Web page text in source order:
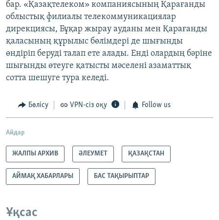
бар. «Қазақтелеком» компаниясының Қарағанды
облыстық филиалы телекоммуникациялар
дирекциясы, Бұқар жырау ауданы мен Қарағанды
қаласының құрылыс бөлімдері де шығынды
өндіріп беруді талап ете алады. Енді олардың бәріне
шығынды өтеуге қатысты мәселені азаматтық
сотта шешуге тура келеді.
Бөлісу VPN-сіз оқу Follow us
Айдар
ЖАЛПЫ АРХИВ ӘЛЕУМЕТ ҚАЗАҚСТАН
АЙМАҚ ХАБАРЛАРЫ БАС ТАҚЫРЫПТАР
Ұқсас